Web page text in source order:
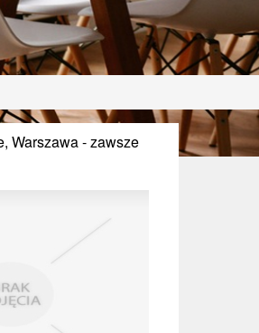
Warszawa - zawsze